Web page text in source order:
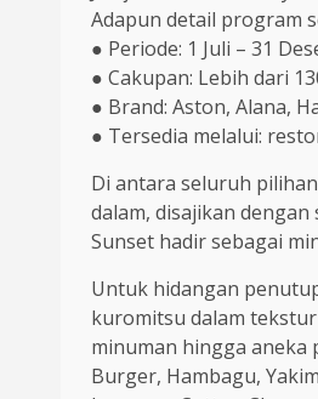
Adapun detail program
● Periode: 1 Juli – 31
● Cakupan: Lebih dari
● Brand: Aston, Alana,
● Tersedia melalui:
Di antara seluruh
dalam, disajikan
Sunset hadir sebagai
Untuk hidangan
kuromitsu dalam
minuman hingga aneka
Burger, Hambagu,